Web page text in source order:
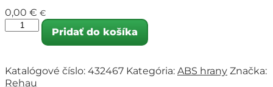
0,00 € €
Pridať do košíka
Katalógové číslo: 432467 Kategória: ABS hrany Značka:
Rehau